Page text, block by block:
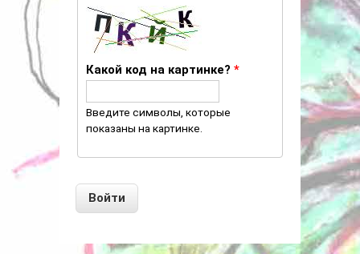
Какой код на картинке? *
Введите символы, которые
показаны на картинке.